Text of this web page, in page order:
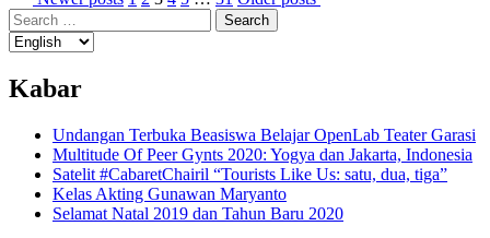
Nasional.”
pagination
Search
for:
Kabar
Undangan Terbuka Beasiswa Belajar OpenLab Teater Garasi
Multitude Of Peer Gynts 2020: Yogya dan Jakarta, Indonesia
Satelit #CabaretChairil “Tourists Like Us: satu, dua, tiga”
Kelas Akting Gunawan Maryanto
Selamat Natal 2019 dan Tahun Baru 2020